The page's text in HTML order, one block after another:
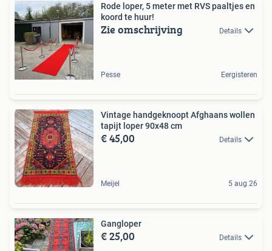
Rode loper, 5 meter met RVS paaltjes en
koord te huur!
Zie omschrijving Details
Pesse Eergisteren
Vintage handgeknoopt Afghaans wollen
tapijt loper 90x48 cm
€ 45,00 Details
Meijel 5 aug 26
Gangloper
€ 25,00 Details